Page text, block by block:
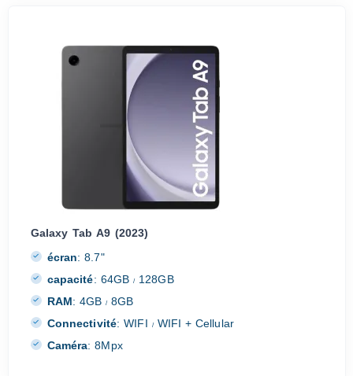
Galaxy Tab A9 (2023)
écran: 8.7"
capacité: 64GB/ 128GB
RAM: 4GB/ 8GB
Connectivité: WIFI /WIFI + Cellular
Caméra: 8Mpx